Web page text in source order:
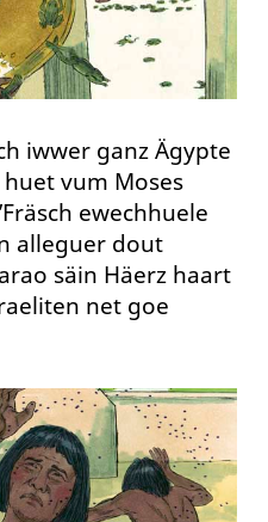
iwwer ganz Ägypte
vum Moses
ewechhuele
alleguer dout
säin Häerz haart
net goe